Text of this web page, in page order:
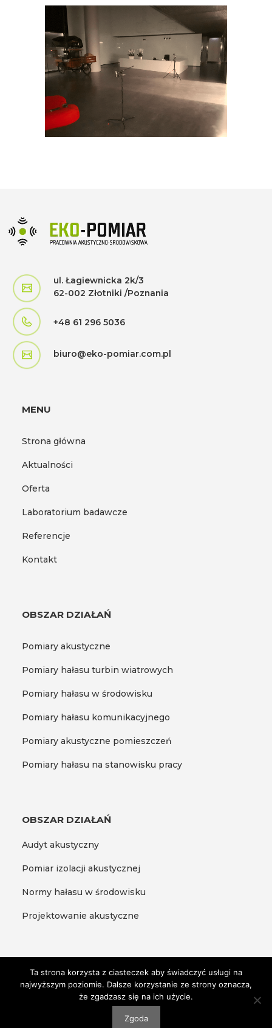
ul. Łagiewnicka 2k/3
62-002 Złotniki /Poznania
+48 61 296 5036
biuro@eko-pomiar.com.pl
MENU
Strona główna
Aktualności
Oferta
Laboratorium badawcze
Referencje
Kontakt
OBSZAR DZIAŁAŃ
Pomiary akustyczne
Pomiary hałasu turbin wiatrowych
Pomiary hałasu w środowisku
Pomiary hałasu komunikacyjnego
Pomiary akustyczne pomieszczeń
Pomiary hałasu na stanowisku pracy
OBSZAR DZIAŁAŃ
Audyt akustyczny
Pomiar izolacji akustycznej
Normy hałasu w środowisku
Projektowanie akustyczne
2025 EKO – POMIAR ALL RIGHTS RESERVED
+48 603 770 923
Ta strona korzysta z ciasteczek aby świadczyć usługi na
najwyższym poziomie. Dalsze korzystanie ze strony oznacza,
że zgadzasz się na ich użycie.
Zgoda